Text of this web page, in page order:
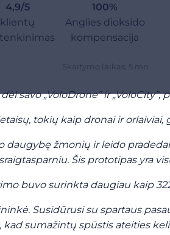
4,9/5
klientų
100%
Anglies dioksido
kompensacija
Skaitymo laikas: 5 mn
savo „VoloDrone” ir „VoloCity”,
tokių kaip dronai ir
daugybę žmonių ir leido
Šis prototipas yra
buvo surinkta daugiau kaip
Susidūrusi su spartaus
sumažintų spūstis ateities